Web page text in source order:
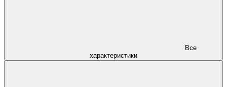
характеристики